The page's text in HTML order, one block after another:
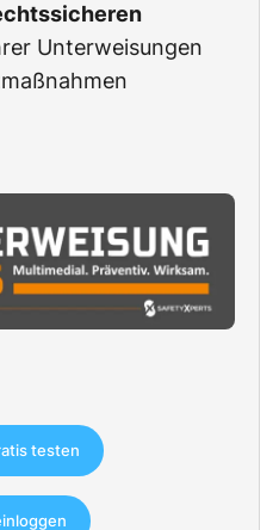
Unterweisungen
testen